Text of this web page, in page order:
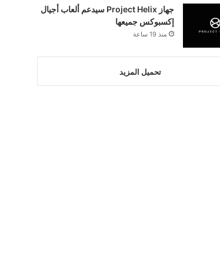
جهاز Project Helix سيدعم ألعاب أجيال
إكسبوكس جميعها
منذ 19 ساعة
تحميل المزيد